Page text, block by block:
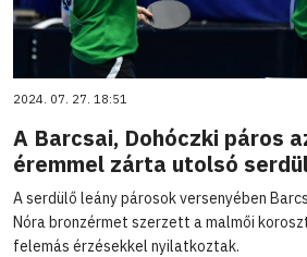
2024. 07. 27. 18:51
A Barcsai, Dohóczki páros
éremmel zárta utolsó
A serdülő leány párosok versenyében
Nóra bronzérmet szerzett a malmői
felemás érzésekkel nyilatkoztak.